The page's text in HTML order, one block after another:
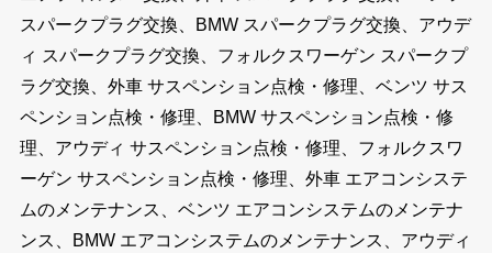
スパークプラグ交換、BMW スパークプラグ交換、アウデ
ィ スパークプラグ交換、フォルクスワーゲン スパークプ
ラグ交換、外車 サスペンション点検・修理、ベンツ サス
ペンション点検・修理、BMW サスペンション点検・修
理、アウディ サスペンション点検・修理、フォルクスワ
ーゲン サスペンション点検・修理、外車 エアコンシステ
ムのメンテナンス、ベンツ エアコンシステムのメンテナ
ンス、BMW エアコンシステムのメンテナンス、アウディ